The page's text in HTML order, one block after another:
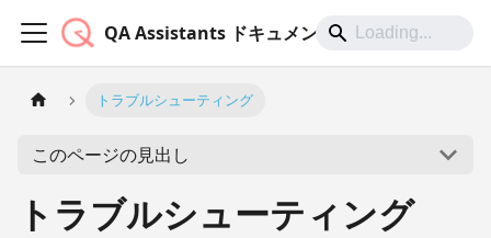
QA Assistants ドキュメント
トラブルシューティング
このページの見出し
トラブルシューティング